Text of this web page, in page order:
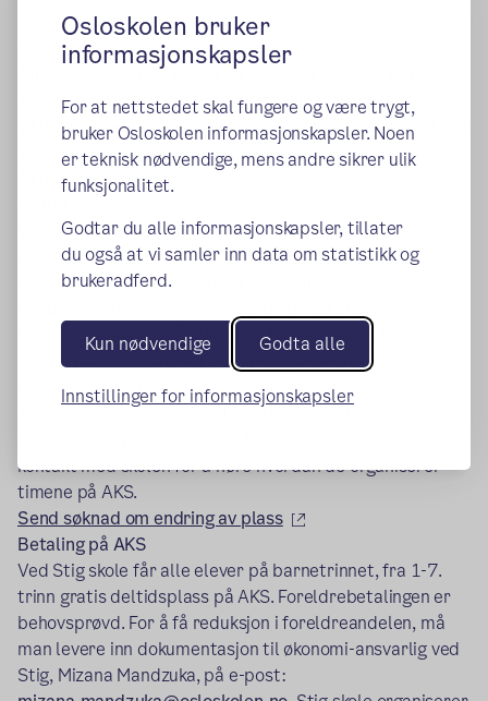
Osloskolen bruker
informasjonskapsler
For at nettstedet skal fungere og være trygt,
bruker Osloskolen informasjonskapsler. Noen
er teknisk nødvendige, mens andre sikrer ulik
funksjonalitet.
Godtar du alle informasjonskapsler, tillater
du også at vi samler inn data om statistikk og
brukeradferd.
Kun nødvendige Godta alle
Innstillinger for informasjonskapsler
ofte gjennomført i større grupper.
Kommunikasjon med foresatte:
Alle elevene har et kontaktskjema der ansatte kan
kommunisere med foresatte/avlastningshjem. Det er
viktig at foresatte leser skjemaet som sendes hjem, for å
sikre at elevene får best mulig utbytte av
Aktivitetsskolen.
Det tilbys et brødmåltid i uken. Det er fokus på sund,
næringsrik og god mat for elevene. Foresatte må sende
med mat til de resterende fire dagene.
Det er mulighet for å søke om å bytte mellom heltids og
deltidsplass to ganger i året. Det gjelder fra 1. januar,
med siste oppsigelsesfrist 30. november, eller fra 1.
august, med siste oppsigelsesfrist 30. juni.
kontakt med skolen for å høre hvordan de organiserer
timene på AKS.
Send søknad om endring av plass
(ekstern lenke)
Betaling på AKS
Ved Stig skole får alle elever på barnetrinnet, fra 1-7.
trinn gratis deltidsplass på AKS. Foreldrebetalingen er
behovsprøvd. For å få reduksjon i foreldreandelen, må
man levere inn dokumentasjon til økonomi-ansvarlig ved
Stig, Mizana Mandzuka, på e-post: